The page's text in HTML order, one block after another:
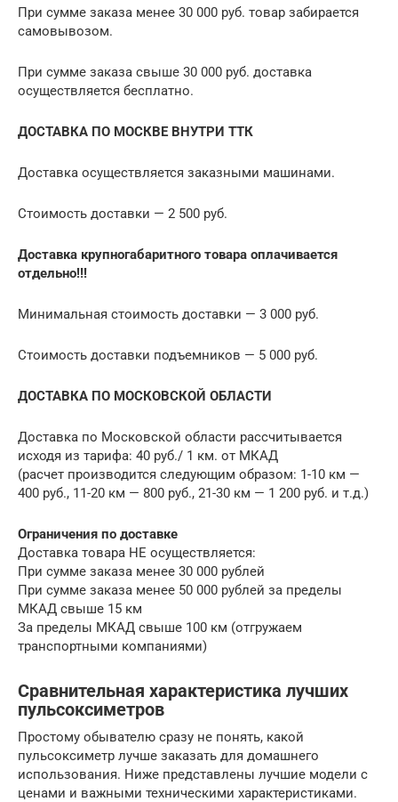
При сумме заказа менее 30 000 руб. товар забирается
самовывозом.
При сумме заказа свыше 30 000 руб. доставка
осуществляется бесплатно.
ДОСТАВКА ПО МОСКВЕ ВНУТРИ ТТК
Доставка осуществляется заказными машинами.
Стоимость доставки — 2 500 руб.
Доставка крупногабаритного товара оплачивается
отдельно!!!
Минимальная стоимость доставки — 3 000 руб.
Стоимость доставки подъемников — 5 000 руб.
ДОСТАВКА ПО МОСКОВСКОЙ ОБЛАСТИ
Доставка по Московской области рассчитывается
исходя из тарифа: 40 руб./ 1 км. от МКАД
(расчет производится следующим образом: 1-10 км —
400 руб., 11-20 км — 800 руб., 21-30 км — 1 200 руб. и т.д.)
Ограничения по доставке
Доставка товара НЕ осуществляется:
При сумме заказа менее 30 000 рублей
При сумме заказа менее 50 000 рублей за пределы
МКАД свыше 15 км
За пределы МКАД свыше 100 км (отгружаем
транспортными компаниями)
Сравнительная характеристика лучших
пульсоксиметров
Простому обывателю сразу не понять, какой
пульсоксиметр лучше заказать для домашнего
использования. Ниже представлены лучшие модели с
ценами и важными техническими характеристиками.